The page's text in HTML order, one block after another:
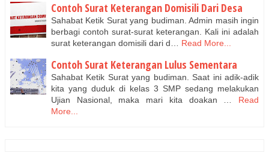
Contoh Surat Keterangan Domisili Dari Desa
Sahabat Ketik Surat yang budiman. Admin masih ingin
berbagi contoh surat-surat keterangan. Kali ini adalah
surat keterangan domisili dari d… Read More...
Contoh Surat Keterangan Lulus Sementara
Sahabat Ketik Surat yang budiman. Saat ini adik-adik
kita yang duduk di kelas 3 SMP sedang melakukan
Ujian Nasional, maka mari kita doakan …
Read
More...